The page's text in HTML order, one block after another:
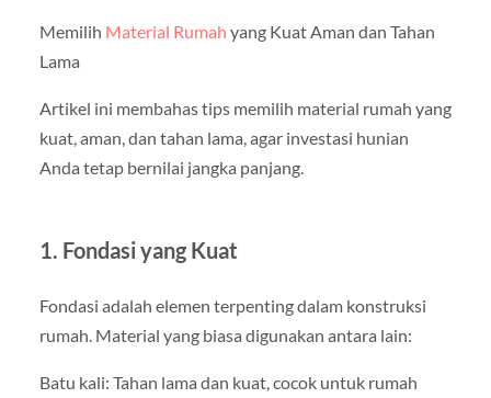
Memilih Material Rumah yang Kuat Aman dan Tahan
Lama
Artikel ini membahas tips memilih material rumah yang
kuat, aman, dan tahan lama, agar investasi hunian
Anda tetap bernilai jangka panjang.
1. Fondasi yang Kuat
Fondasi adalah elemen terpenting dalam konstruksi
rumah. Material yang biasa digunakan antara lain:
Batu kali: Tahan lama dan kuat, cocok untuk rumah